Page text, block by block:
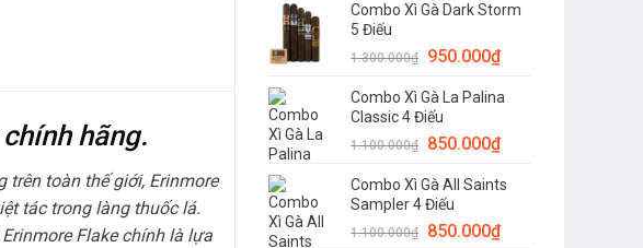
Combo Xì Gà Dark Storm
5 Điếu
1.300.000₫ 950.000₫
Combo Xì Gà La Palina
Classic 4 Điếu
1.100.000₫ 850.000₫
Combo Xì Gà All Saints
Sampler 4 Điếu
1.100.000₫ 850.000₫
hãng.
toàn thế giới, Erinmore
tác trong làng thuốc lá.
Flake chính là lựa